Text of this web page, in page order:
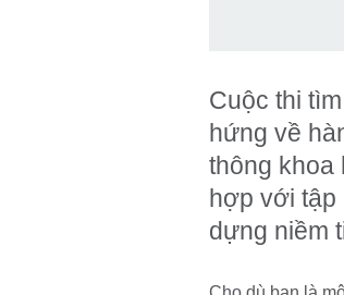
Cuộc thi
hứng về
thông khoa
hợp với tập
dựng niềm